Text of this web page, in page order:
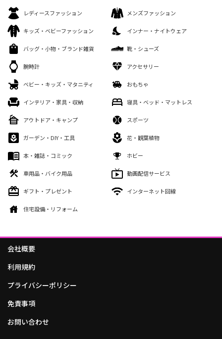
レディースファッション メンズファッション
キッズ・ベビーファッション インナー・ナイトウェア
バッグ・小物・ブランド雑貨 靴・シューズ
腕時計 アクセサリー
ベビー・キッズ・マタニティ おもちゃ
インテリア・家具・収納 寝具・ベッド・マットレス
アウトドア・キャンプ スポーツ
ガーデン・DIY・工具 花・観葉植物
本・雑誌・コミック ホビー
車用品・バイク用品 動画配信サービス
ギフト・プレゼント インターネット回線
住宅設備・リフォーム
会社概要
利用規約
プライバシーポリシー
免責事項
お問い合わせ